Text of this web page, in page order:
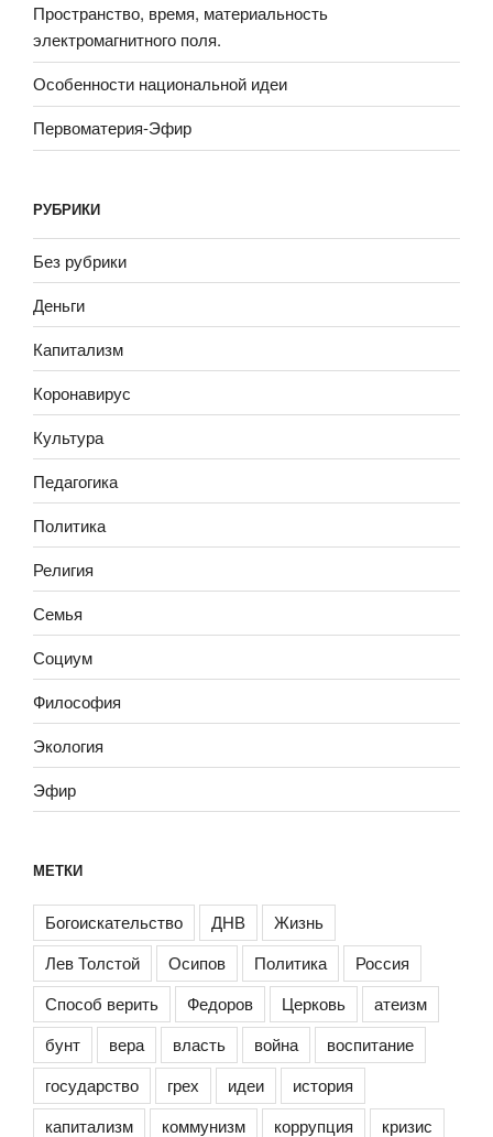
Пространство, время, материальность
электромагнитного поля.
Особенности национальной идеи
Первоматерия-Эфир
РУБРИКИ
Без рубрики
Деньги
Капитализм
Коронавирус
Культура
Педагогика
Политика
Религия
Семья
Социум
Философия
Экология
Эфир
МЕТКИ
Богоискательство ДНВ
Жизнь
Лев Толстой
Осипов Политика
Россия
Способ верить
Федоров Церковь
атеизм
бунт
вера власть война
воспитание
государство
грех идеи
история
капитализм
коммунизм коррупция кризис